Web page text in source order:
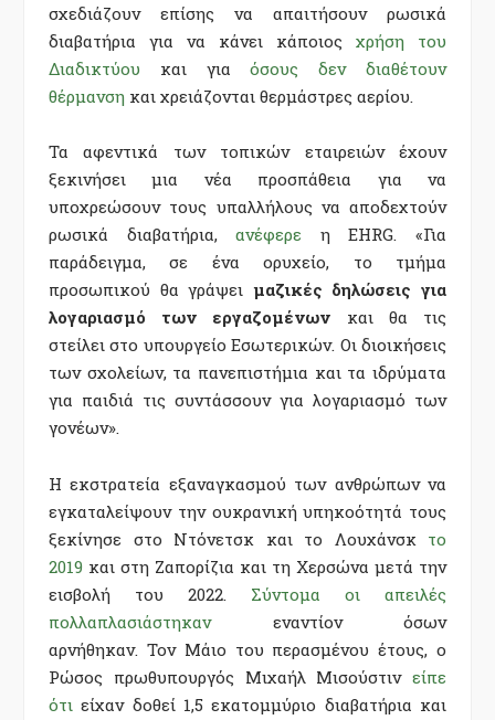
σχεδιάζουν επίσης να απαιτήσουν ρωσικά
διαβατήρια για να κάνει κάποιος χρήση του
Διαδικτύου και γιαόσους δεν διαθέτουν
θέρμανση και χρειάζονται θερμάστρες αερίου.
Τα αφεντικά των τοπικών εταιρειών έχουν
ξεκινήσει μια νέα προσπάθεια για να
υποχρεώσουν τους υπαλλήλους να αποδεχτούν
ρωσικά διαβατήρια,ανέφερε η EHRG. «Για
παράδειγμα, σε ένα ορυχείο, το τμήμα
προσωπικού θα γράψει μαζικές δηλώσεις για
λογαριασμό των εργαζομένων και θα τις
στείλει στο υπουργείο Εσωτερικών. Οι διοικήσεις
των σχολείων, τα πανεπιστήμια και τα ιδρύματα
για παιδιά τις συντάσσουν για λογαριασμό των
γονέων».
Η εκστρατεία εξαναγκασμού των ανθρώπων να
εγκαταλείψουν την ουκρανική υπηκοότητά τους
ξεκίνησε στο Ντόνετσκ και το Λουχάνσκ το
2019 και στη Ζαπορίζια και τη Χερσώνα μετά την
εισβολή του 2022. Σύντομα οι απειλές
πολλαπλασιάστηκανεναντίον όσων
αρνήθηκαν. Τον Μάιο του περασμένου έτους, ο
Ρώσος πρωθυπουργός Μιχαήλ Μισούστιν είπε
ότι είχαν δοθεί 1,5 εκατομμύριο διαβατήρια και